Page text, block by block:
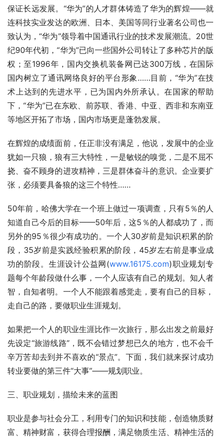
保证长远发展。“华为”的人才群体铸造了华为的辉煌——就
连科技实业发达的欧洲、日本、美国等同行业著名公司也一
致认为，“华为”领导着中国通讯行业的技术发展潮流。20世
纪90年代初，“华为”已向一些国外公司转让了多种芯片的版
权；至1996年，国内交换机装备网已达300万线，在国际
国内树立了通讯网络良好的平台形象……目前，“华为”在技
术上达到的先进水平，已为国内外所承认。在国家的帮助
下，“华为”已在东欧、前苏联、香港、中亚、西非和东南亚
等地区开拓了市场，国内市场更是蓬勃发展。
在辉煌的成绩面前，任正非没有满足，他说，发展中的企业
犹如一只狼，狼有三大特性，一是敏锐的嗅觉，二是不屈不
挠、奋不顾身的进攻精神，三是群体奋斗的意识。企业要扩
张，必须要具备狼的这三个特性……
50年前，哈佛大学在一个班上做过一项调查，只有5％的人
知道自己今后的目标——50年后，这5％的人都成功了，而
另外的95％很少有成功的。一个人30岁前是知识积累的阶
段，35岁前是实践经验积累的阶段，45岁左右前是事业成
功的阶段。生涯设计公益网(www.16175.com)职业规划专
题每个年龄段做什么事，一个人应该有自己的规划。知人者
智，自知者明。一个人不能跟着感觉走，要有自己的目标，
走自己的路，要做职业生涯规划。
如果把一个人的职业生涯比作一次旅行，那么出发之前最好
先设定“旅游线路”，既不会错过梦想已久的地方，也不会千
辛万苦却去到并不喜欢的“景点”。下面，我们就来探讨成功
转业要做的第三件“大事”——规划职业。
三、职业规划，描绘未来的蓝图
职业是参与社会分工，利用专门的知识和技能，创造物质财
富、精神财富，获得合理报酬，满足物质生活、精神生活的